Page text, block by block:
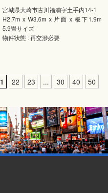
宮城県大崎市古川福浦字土手内14-1
H2.7m x W3.6m x 片面 x 板下1.9m
5.9畳サイズ
物件状態 : 再交渉必要
22 23 ... 30 40
50